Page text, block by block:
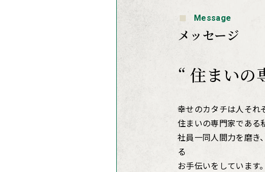
Message
メッセージ
“ 住まいの
幸せのカタチは人それ
住まいの専門家である
社員一同人間力を磨き
る
お手伝いをしています。